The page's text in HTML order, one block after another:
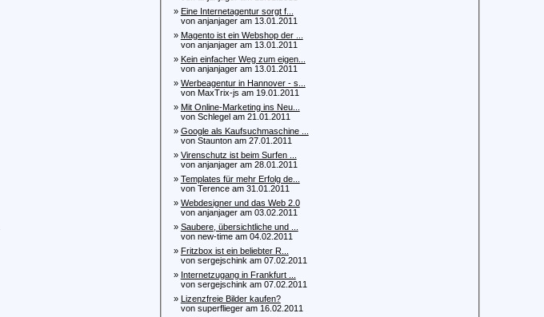
» Eine Internetagentur sorgt f...
von anjanjager am 13.01.2011
» Magento ist ein Webshop der ...
von anjanjager am 13.01.2011
» Kein einfacher Weg zum eigen...
von anjanjager am 13.01.2011
» Werbeagentur in Hannover - s...
von MaxTrix-js am 19.01.2011
» Mit Online-Marketing ins Neu...
von Schlegel am 21.01.2011
» Google als Kaufsuchmaschine ...
von Staunton am 27.01.2011
» Virenschutz ist beim Surfen ...
von anjanjager am 28.01.2011
» Templates für mehr Erfolg de...
von Terence am 31.01.2011
» Webdesigner und das Web 2.0
von anjanjager am 03.02.2011
» Saubere, übersichtliche und ...
von new-time am 04.02.2011
» Fritzbox ist ein beliebter R...
von sergejschink am 07.02.2011
» Internetzugang in Frankfurt ...
von sergejschink am 07.02.2011
» Lizenzfreie Bilder kaufen?
von superflieger am 16.02.2011